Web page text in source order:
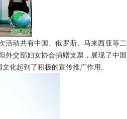
动共有中国、俄罗斯、马来西亚等二
外交部妇女协会捐赠支票，展现了中国
化起到了积极的宣传推广作用。